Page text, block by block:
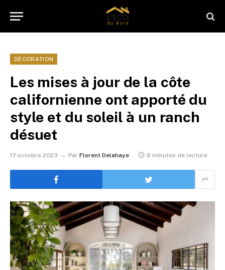
DÉCORATION
Les mises à jour de la côte
californienne ont apporté du
style et du soleil à un ranch
désuet
17 octobre 2023 Par Florent Delahaye 8 minutes de lecture